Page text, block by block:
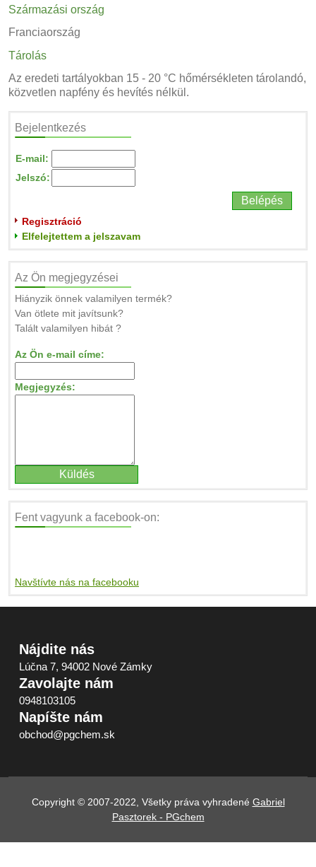
Származási ország
Franciaország
Tárolás
Az eredeti tartályokban 15 - 20 °C hőmérsékleten tárolandó,
közvetlen napfény és hevítés nélkül.
Bejelentkezés
E-mail:
Jelszó:
Regisztráció
Elfelejtettem a jelszavam
Az Ön megjegyzései
Hiányzik önnek valamilyen termék?
Van ötlete mit javítsunk?
Talált valamilyen hibát ?
Az Ön e-mail címe:
Megjegyzés:
Fent vagyunk a facebook-on:
Navštívte nás na facebooku
Nájdite nás
Lúčna 7, 94002 Nové Zámky
Zavolajte nám
0948103105
Napíšte nám
obchod@pgchem.sk
Copyright © 2007-2022, Všetky práva vyhradené Gabriel
Pasztorek - PGchem